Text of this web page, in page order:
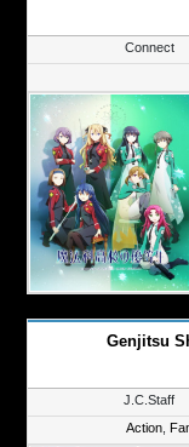
Connect
Genjitsu
J.C.Staff
Action,